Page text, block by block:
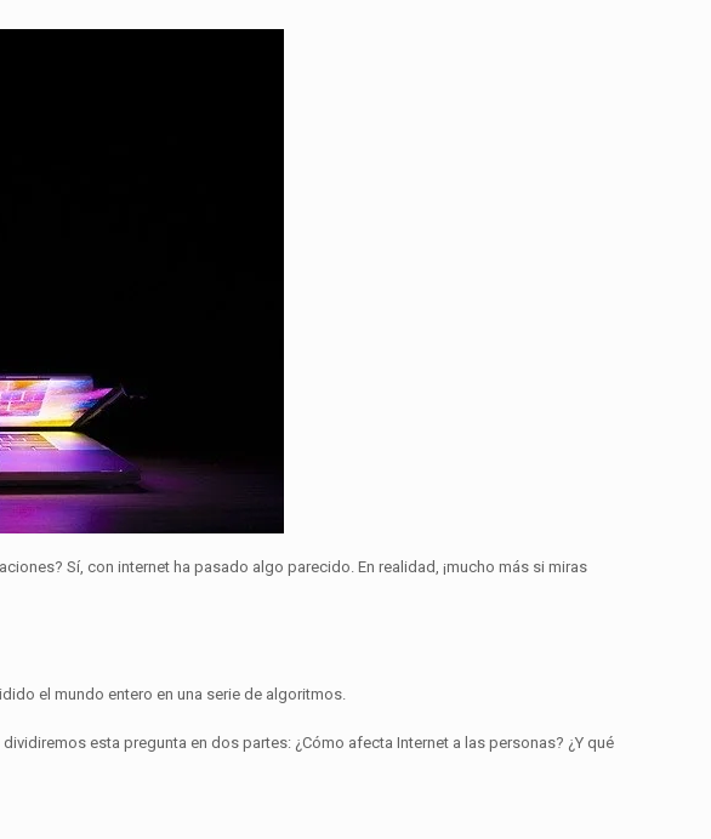
Sí, con internet ha pasado algo parecido.En realidad, ¡mucho más si miras
el mundo entero en una serie de algoritmos.
esta pregunta en dos partes: ¿Cómo afecta Internet a las personas? ¿Y qué